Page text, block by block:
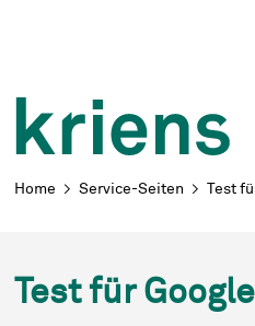
Navigieren
Breadcrumb
Home Service-Seiten Test
Test für Google